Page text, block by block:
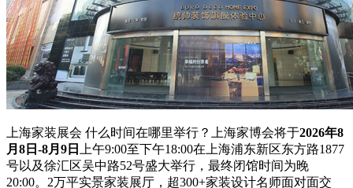
上海家装展会 什么时间在哪里举行？上海家博会将于2026年8
月8日-8月9日
上午9:00至下午18:00在上海浦东新区东方路1877
号以及徐汇区吴中路52号盛大举行，最终闭馆时间为晚
20:00。2万平实景家装展厅，超300+家装设计名师面对面交